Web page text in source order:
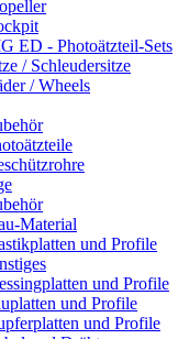
ED - Photoätzteil-Sets
/ Schleudersitze
/ Wheels
Material
und Profile
und Profile
und Profile
und Profile